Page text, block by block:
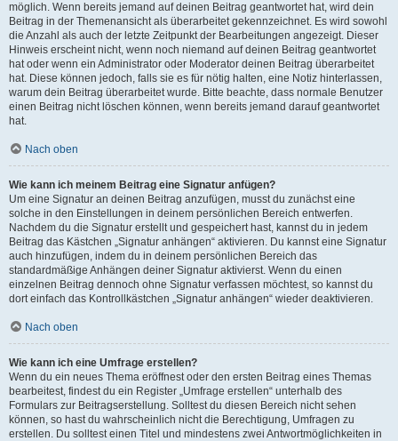
möglich. Wenn bereits jemand auf deinen Beitrag geantwortet hat, wird dein
Beitrag in der Themenansicht als überarbeitet gekennzeichnet. Es wird sowohl
die Anzahl als auch der letzte Zeitpunkt der Bearbeitungen angezeigt. Dieser
Hinweis erscheint nicht, wenn noch niemand auf deinen Beitrag geantwortet
hat oder wenn ein Administrator oder Moderator deinen Beitrag überarbeitet
hat. Diese können jedoch, falls sie es für nötig halten, eine Notiz hinterlassen,
warum dein Beitrag überarbeitet wurde. Bitte beachte, dass normale Benutzer
einen Beitrag nicht löschen können, wenn bereits jemand darauf geantwortet
hat.
Nach oben
Wie kann ich meinem Beitrag eine Signatur anfügen?
Um eine Signatur an deinen Beitrag anzufügen, musst du zunächst eine
solche in den Einstellungen in deinem persönlichen Bereich entwerfen.
Nachdem du die Signatur erstellt und gespeichert hast, kannst du in jedem
Beitrag das Kästchen „Signatur anhängen“ aktivieren. Du kannst eine Signatur
auch hinzufügen, indem du in deinem persönlichen Bereich das
standardmäßige Anhängen deiner Signatur aktivierst. Wenn du einen
einzelnen Beitrag dennoch ohne Signatur verfassen möchtest, so kannst du
dort einfach das Kontrollkästchen „Signatur anhängen“ wieder deaktivieren.
Nach oben
Wie kann ich eine Umfrage erstellen?
Wenn du ein neues Thema eröffnest oder den ersten Beitrag eines Themas
bearbeitest, findest du ein Register „Umfrage erstellen“ unterhalb des
Formulars zur Beitragserstellung. Solltest du diesen Bereich nicht sehen
können, so hast du wahrscheinlich nicht die Berechtigung, Umfragen zu
erstellen. Du solltest einen Titel und mindestens zwei Antwortmöglichkeiten in